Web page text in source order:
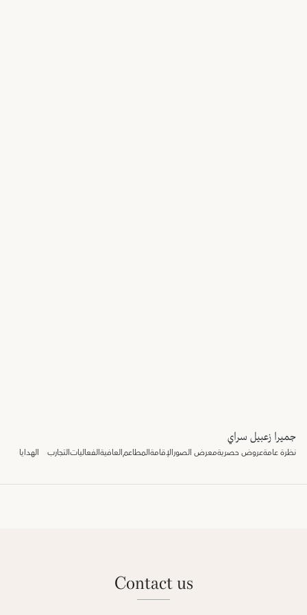
جميرا زعبيل سراي
نظرة عامةعروض حصريةمعرض الصورالإقامةالمطاعمالعافيةالفعالياتالتجارب الهدايا
contact us